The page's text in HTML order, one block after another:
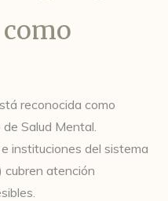
reconocida como
Salud Mental.
instituciones del sistema
cubren atención